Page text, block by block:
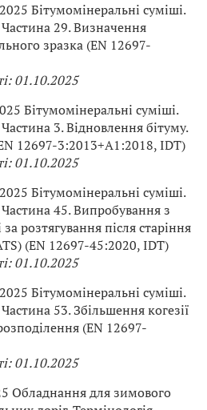
Бітумомінеральні суміші.
29. Визначення
зразка (EN 12697-
01.10.2025
Бітумомінеральні суміші.
3. Відновлення бітуму.
12697-3:2013+А1:2018, IDT)
01.10.2025
Бітумомінеральні суміші.
45. Випробування з
розтягування після старіння
(EN 12697-45:2020, IDT)
01.10.2025
Бітумомінеральні суміші.
53. Збільшення когезії
(EN 12697-
01.10.2025
Обладнання для зимового